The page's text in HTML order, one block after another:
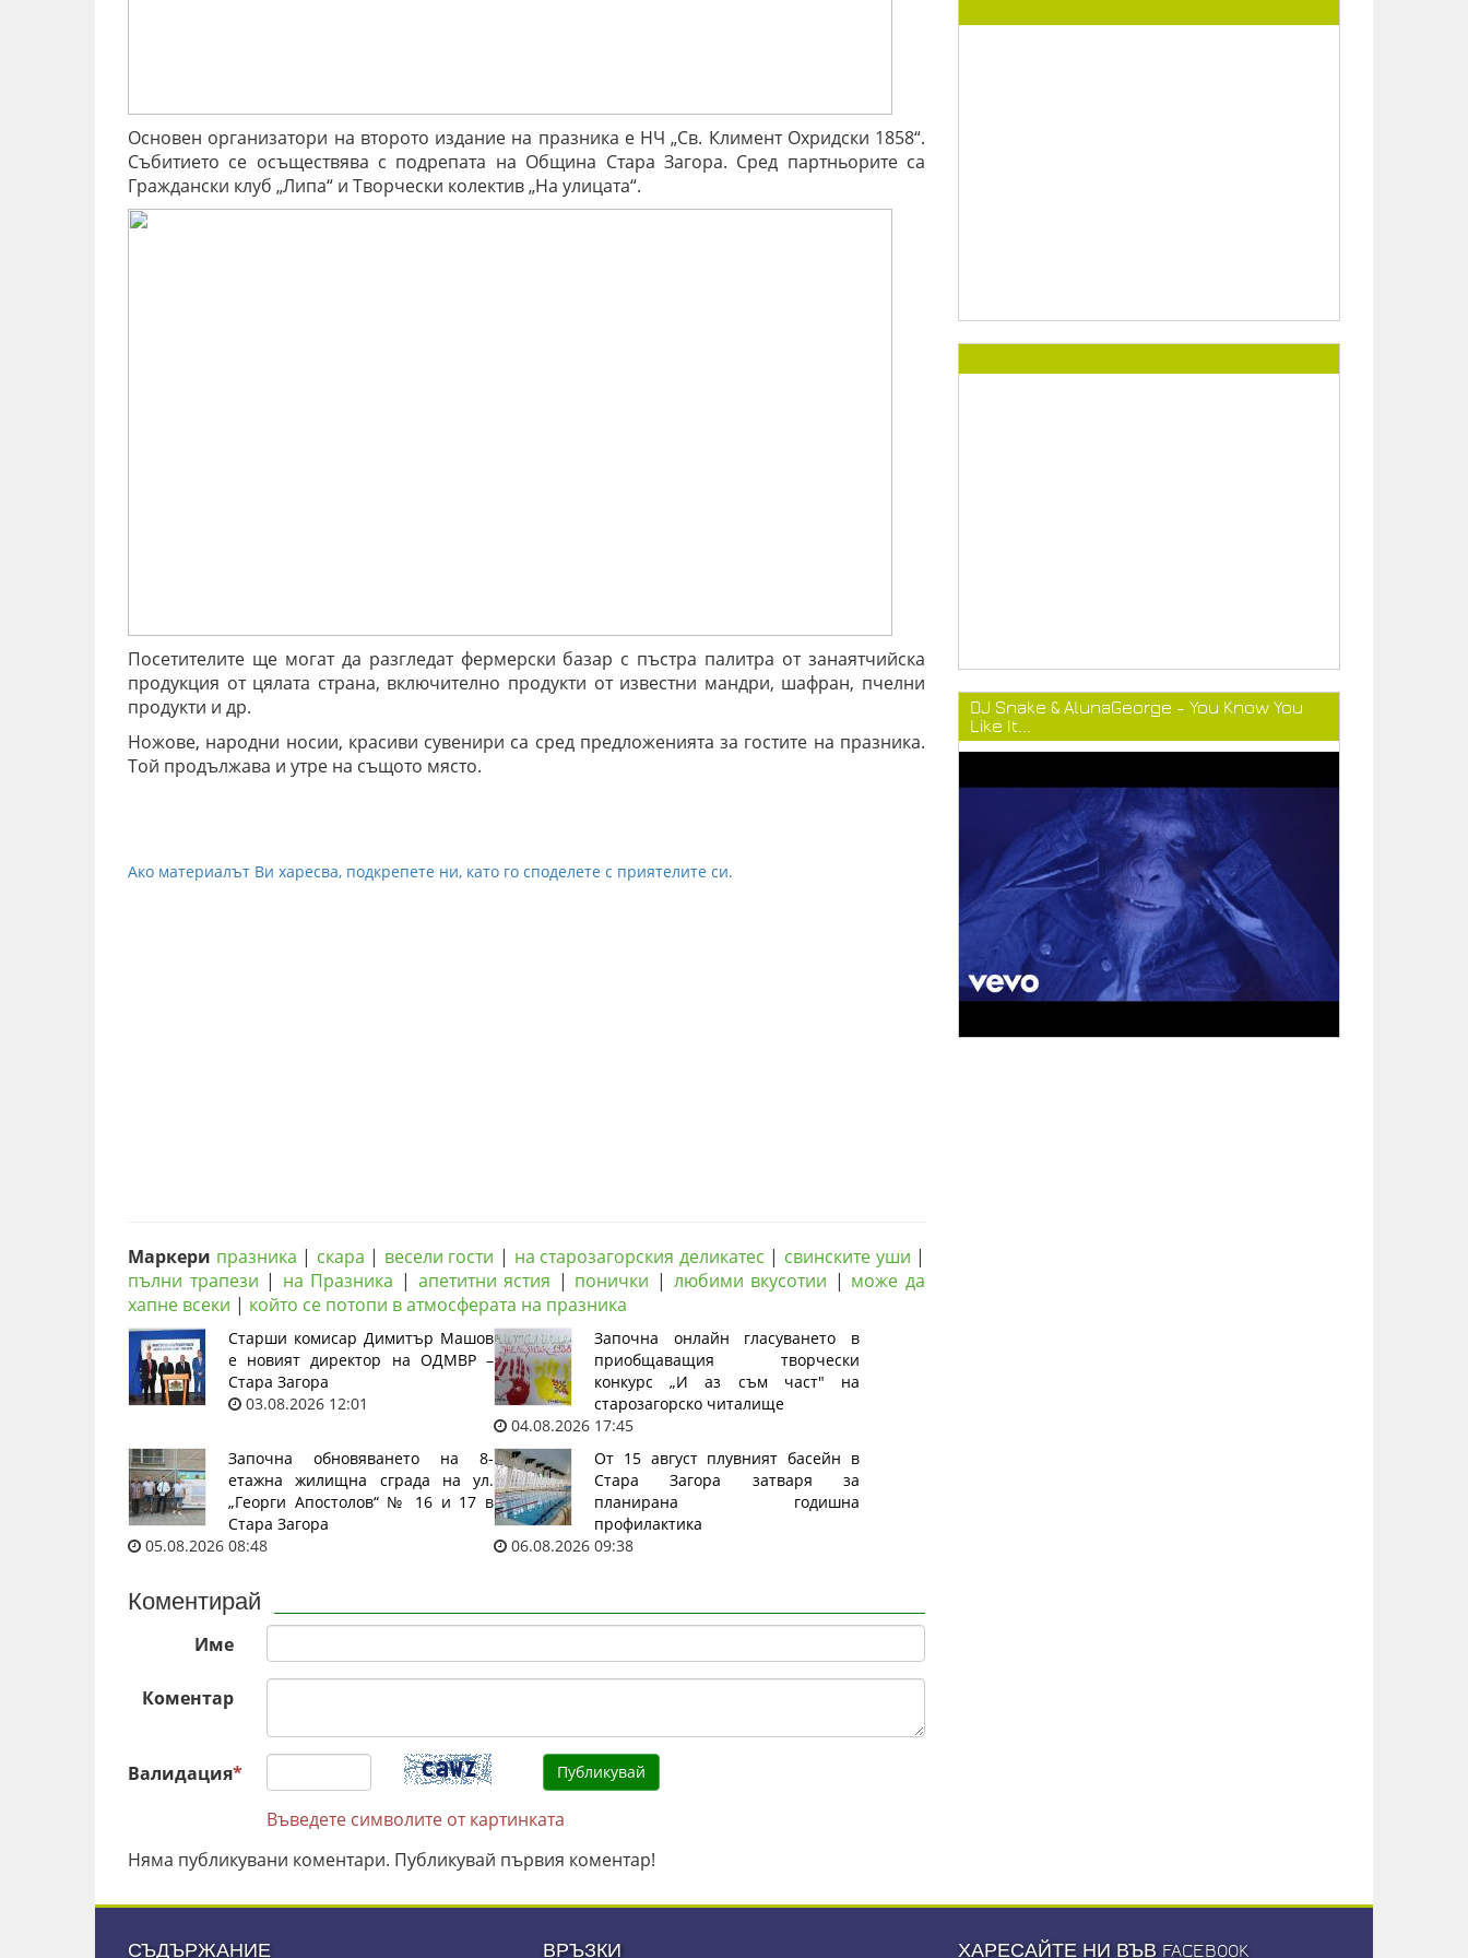
Основен организатори на второто издание на празника е НЧ „Св. Климент Охридски 1858“.
Събитието се осъществява с подрепата на Община Стара Загора. Сред партньорите са
Граждански клуб „Липа“ и Творчески колектив „На улицата“.
Посетителите ще могат да разгледат фермерски базар с пъстра палитра от занаятчийска
продукция от цялата страна, включително продукти от известни мандри, шафран, пчелни
продукти и др.
Ножове, народни носии, красиви сувенири са сред предложенията за гостите на празника.
Той продължава и утре на същото място.
Ако материалът Ви харесва, подкрепете ни, като го споделете с приятелите си.
Маркери празника | скара | весели гости | на старозагорския деликатес | свинските уши |
пълни трапези | на Празника | апетитни ястия | понички | любими вкусотии | може да
хапне всеки | който се потопи в атмосферата на празника
Старши комисар Димитър Машов
е новият директор на ОДМВР –
Стара Загора
03.08.2026 12:01
Започна онлайн гласуването в
приобщаващия творчески
конкурс „И аз съм част" на
старозагорско читалище
04.08.2026 17:45
Започна обновяването на 8-
етажна жилищна сграда на ул.
„Георги Апостолов“ № 16 и 17 в
Стара Загора
05.08.2026 08:48
От 15 август плувният басейн в
Стара Загора затваря за
планирана годишна
профилактика
06.08.2026 09:38
Коментирай
Име
Коментар
Валидация*
Въведете символите от картинката
Няма публикувани коментари. Публикувай първия коментар!
DJ Snake & AlunaGeorge - You Know You
Like It...
СЪДЪРЖАНИЕ ВРЪЗКИ ХАРЕСАЙТЕ НИ ВЪВ FACEBOOK